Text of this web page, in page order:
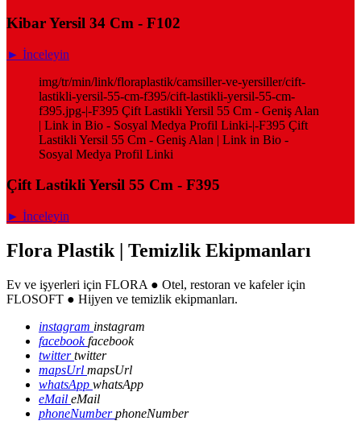
Kibar Yersil 34 Cm - F102
► İnceleyin
img/tr/min/link/floraplastik/camsiller-ve-yersiller/cift-
lastikli-yersil-55-cm-f395/cift-lastikli-yersil-55-cm-
f395.jpg-|-F395 Çift Lastikli Yersil 55 Cm - Geniş Alan
| Link in Bio - Sosyal Medya Profil Linki-|-F395 Çift
Lastikli Yersil 55 Cm - Geniş Alan | Link in Bio -
Sosyal Medya Profil Linki
Çift Lastikli Yersil 55 Cm - F395
► İnceleyin
Flora Plastik | Temizlik Ekipmanları
Ev ve işyerleri için FLORA ● Otel, restoran ve kafeler için
FLOSOFT ● Hijyen ve temizlik ekipmanları.
instagram instagram
facebookfacebook
twittertwitter
mapsUrl mapsUrl
whatsApp whatsApp
eMail eMail
phoneNumberphoneNumber